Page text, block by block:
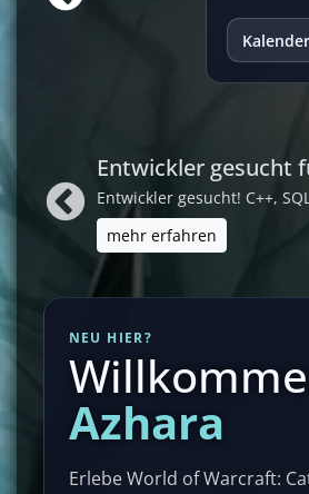
Entwickler gesucht
Entwickler gesucht! C++,
mehr erfahren
NEU HIER?
Azhara
Erlebe World of Warcraft: